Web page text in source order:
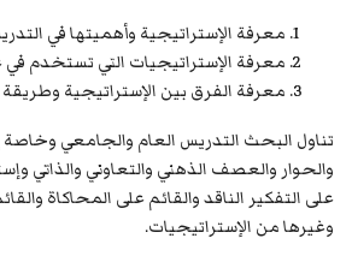
معرفة الإستراتيجية وأهميتها في
معرفة الإستراتيجيات التي تستخدم في
معرفة الفرق بين الإستراتيجية
تناول البحث التدريس العام والجامعي وخاصة
والحوار والعصف الذهني والتعاوني والذاتي
على التفكير الناقد والقائم على المحاكاة
وغيرها من الإستراتيجيات.